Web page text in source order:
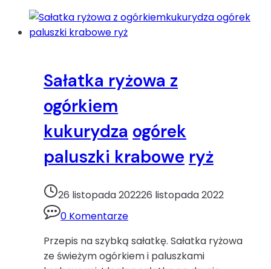
Sałatka ryżowa z
ogórkiem
kukurydza ogórek
paluszki krabowe ryż
26 listopada 202226 listopada 2022
0 Komentarze
Przepis na szybką sałatkę. Sałatka ryżowa
ze świeżym ogórkiem i paluszkami